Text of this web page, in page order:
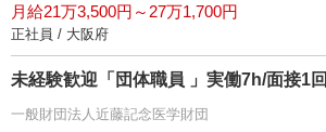
月給21万3,500円～27万1,700円
正社員 / 大阪府
未経験歓迎「団体職員 」実働7h/面接1回
一般財団法人近藤記念医学財団